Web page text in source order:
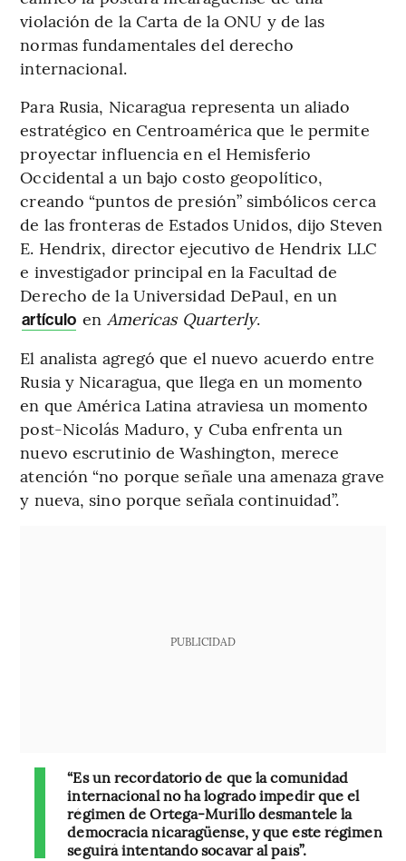
violación de la Carta de la ONU y de las
normas fundamentales del derecho
internacional.
Para Rusia, Nicaragua representa un aliado
estratégico en Centroamérica que le permite
proyectar influencia en el Hemisferio
Occidental a un bajo costo geopolítico,
creando “puntos de presión” simbólicos cerca
de las fronteras de Estados Unidos, dijo Steven
E. Hendrix, director ejecutivo de Hendrix LLC
e investigador principal en la Facultad de
Derecho de la Universidad DePaul, en un
artículo en Americas Quarterly.
El analista agregó que el nuevo acuerdo entre
Rusia y Nicaragua, que llega en un momento
en que América Latina atraviesa un momento
post-Nicolás Maduro, y Cuba enfrenta un
nuevo escrutinio de Washington, merece
atención “no porque señale una amenaza grave
y nueva, sino porque señala continuidad”.
PUBLICIDAD
“Es un recordatorio de que la comunidad
internacional no ha logrado impedir que el
régimen de Ortega-Murillo desmantele la
democracia nicaragüense, y que este régimen
seguirá intentando socavar al país”.